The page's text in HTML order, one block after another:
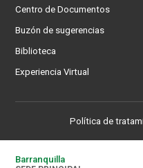
Centro de Documentos
Buzón de sugerencias
Biblioteca
Experiencia Virtual
Política de
Barranquilla